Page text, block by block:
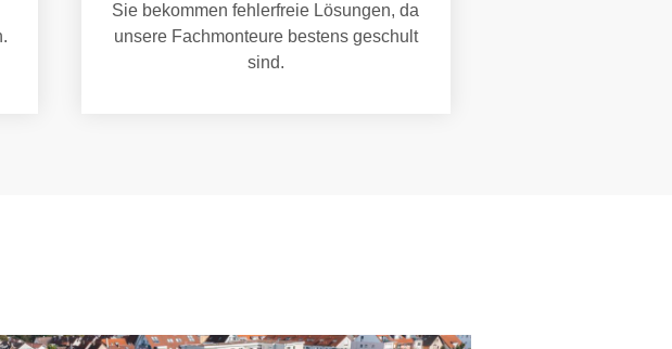
Sie bekommen fehlerfreie Lösungen, da
unsere Fachmonteure bestens geschult
sind.